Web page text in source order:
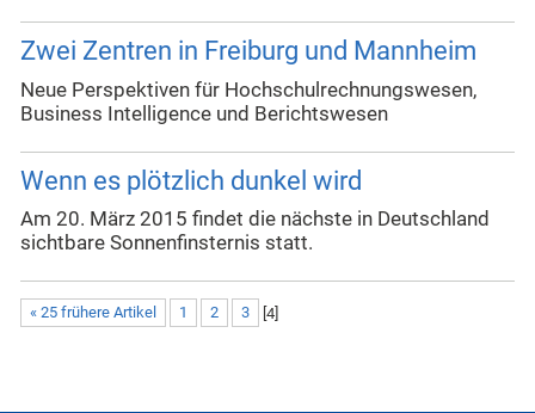
Zwei Zentren in Freiburg und Mannheim
Neue Perspektiven für Hochschulrechnungswesen,
Business Intelligence und Berichtswesen
Wenn es plötzlich dunkel wird
Am 20. März 2015 findet die nächste in Deutschland
sichtbare Sonnenfinsternis statt.
« 25 frühere Artikel 1 2 3 [4]